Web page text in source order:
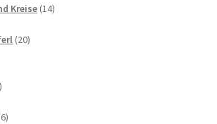
Produkte
Kreise 1414
2020
2
66